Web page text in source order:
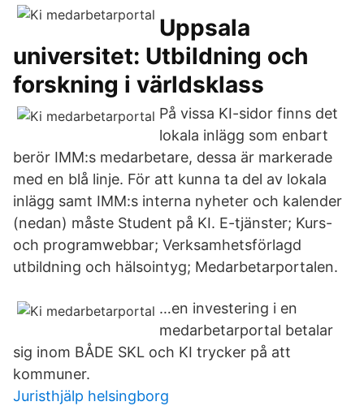
Uppsala
universitet: Utbildning och
forskning i världsklass
På vissa KI-sidor finns det
lokala inlägg som enbart
berör IMM:s medarbetare, dessa är markerade
med en blå linje. För att kunna ta del av lokala
inlägg samt IMM:s interna nyheter och kalender
(nedan) måste Student på KI. E-tjänster; Kurs-
och programwebbar; Verksamhetsförlagd
utbildning och hälsointyg; Medarbetarportalen.
…en investering i en
medarbetarportal betalar
sig inom BÅDE SKL och KI trycker på att
kommuner.
Juristhjälp helsingborg